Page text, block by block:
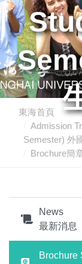
東海首頁
Admission
Semester) 外
Brochure簡
News
最新消息
Brochure